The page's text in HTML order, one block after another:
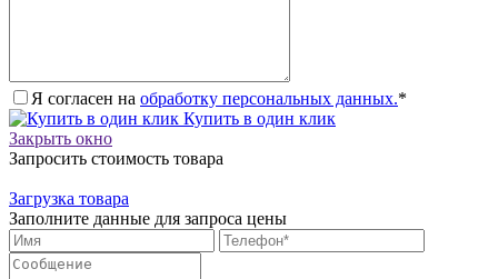
Я согласен на обработку персональных данных.*
Купить в один клик
Закрыть окно
Запросить стоимость товара
Загрузка товара
Заполните данные для запроса цены